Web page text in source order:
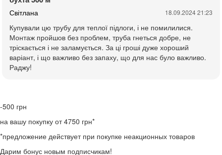
Світлана 18.09.2024 21:23
Купували цю трубу для теплої підлоги, і не помилилися.
Монтаж пройшов без проблем, труба гнеться добре, не
тріскається і не заламується. За ці гроші дуже хороший
варіант, і що важливо без запаху, що для нас було важливо.
Раджу!
-500 грн
на вашу покупку от 4750 грн*
*предложение действует при покупке неакционных товаров
Дарим бонус новым подписчикам!